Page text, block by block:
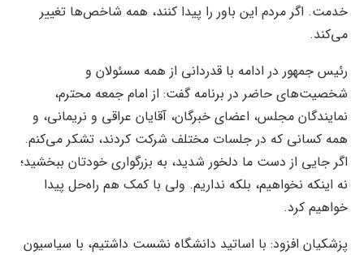
خدمت. اگر مردم این باور را پیدا کنند، همه شاخص‌ها تغییر
می‌کند.
رئیس جمهور در ادامه با قدردانی از همه مسئولان و
شخصیت‌های حاضر در برنامه گفت: از امام جمعه محترم،
نمایندگان مجلس، اعضای خبرگان، آقایان عراقی و نریمانی، و
همه کسانی که در جلسات مختلف شرکت کردند، تشکر می‌کنم.
اگر جایی از دست ما دلخور شدید، به بزرگواری خودتان ببخشید؛
نه اینکه نخواهیم، بلکه نداریم. ولی با کمک هم راه‌حل پیدا
خواهیم کرد.
پزشکیان افزود: با اساتید دانشگاه نشست داشتیم، با سیاسیون